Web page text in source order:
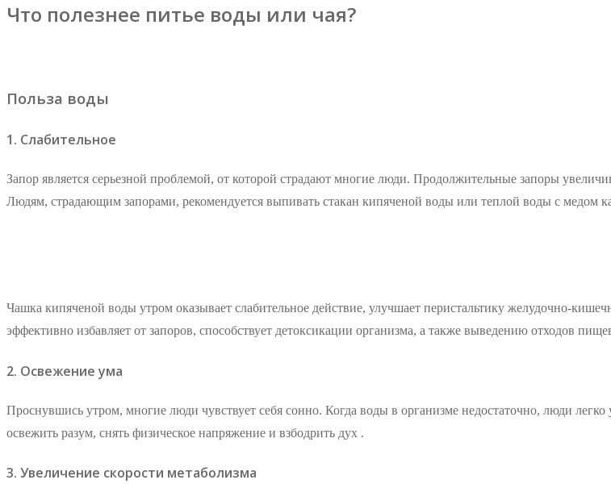
Что полезнее питье воды или чая?
Польза воды
1. Слабительное
Запор является серьезной проблемой, от которой страдают многие люди. Продолжительные запоры
Людям, страдающим запорами, рекомендуется выпивать стакан кипяченой воды или теплой воды с медом
Чашка кипяченой воды утром оказывает слабительное действие, улучшает перистальтику желудочно-
эффективно избавляет от запоров, способствует детоксикации организма, а также выведению отходов
2. Освежение ума
Проснувшись утром, многие люди чувствует себя сонно. Когда воды в организме недостаточно, люди
освежить разум, снять физическое напряжение и взбодрить дух .
3. Увеличение скорости метаболизма